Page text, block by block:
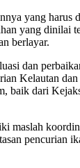
yang harus
yang dinilai
berlayar.
dan
Kelautan
baik dari
maslah
pencurian